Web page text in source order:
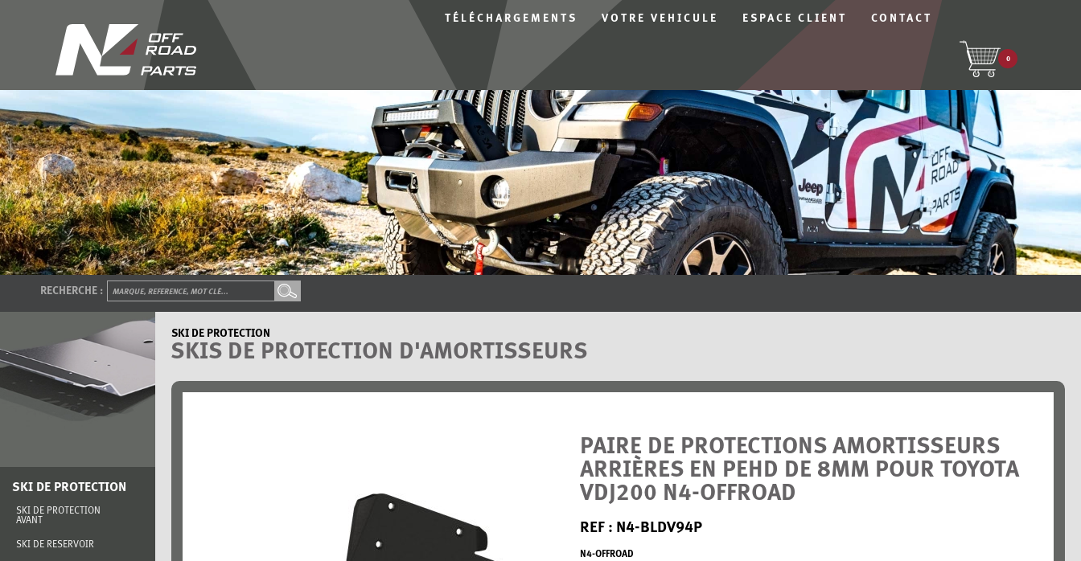
TÉLÉCHARGEMENTS VOTRE VEHICULE ESPACE CLIENT CONTACT
0
RECHERCHE :
SKI DE PROTECTION
SKI DE PROTECTION
AVANT
SKI DE RÉSERVOIR
SKI DE PROTECTION
SKIS DE PROTECTION D'AMORTISSEURS
PAIRE DE PROTECTIONS AMORTISSEURS
ARRIÈRES EN PEHD DE 8MM POUR TOYOTA
VDJ200 N4-OFFROAD
REF : N4-BLDV94P
N4-OFFROAD